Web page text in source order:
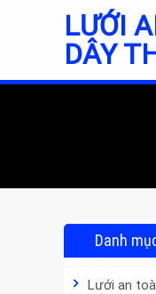
LƯỚI
DÂY
Danh
Lưới an